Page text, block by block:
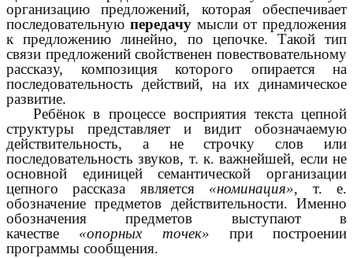
организацию предложений, которая обеспечивает
последовательную передачумысли от предложения
к предложению линейно, по цепочке. Такой тип
связи предложений свойственен повествовательному
рассказу, композиция которого опирается на
последовательность действий, на их динамическое
развитие.
Ребёнок в процессе восприятия текста цепной
структуры представляет и видит обозначаемую
действительность, а не строчку слов или
последовательность звуков, т. к. важнейшей, если не
основной единицей семантической организации
цепного рассказа является «номинация», т. е.
обозначение предметов действительности. Именно
обозначения предметов выступают в
качестве «опорных точек» при построении
программы сообщения.